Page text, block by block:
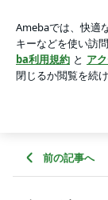
アプリをダウン
ょう。
前の記事へ